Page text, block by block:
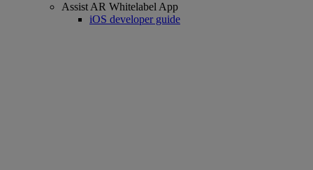
Assist AR Whitelabel App
iOS developer guide